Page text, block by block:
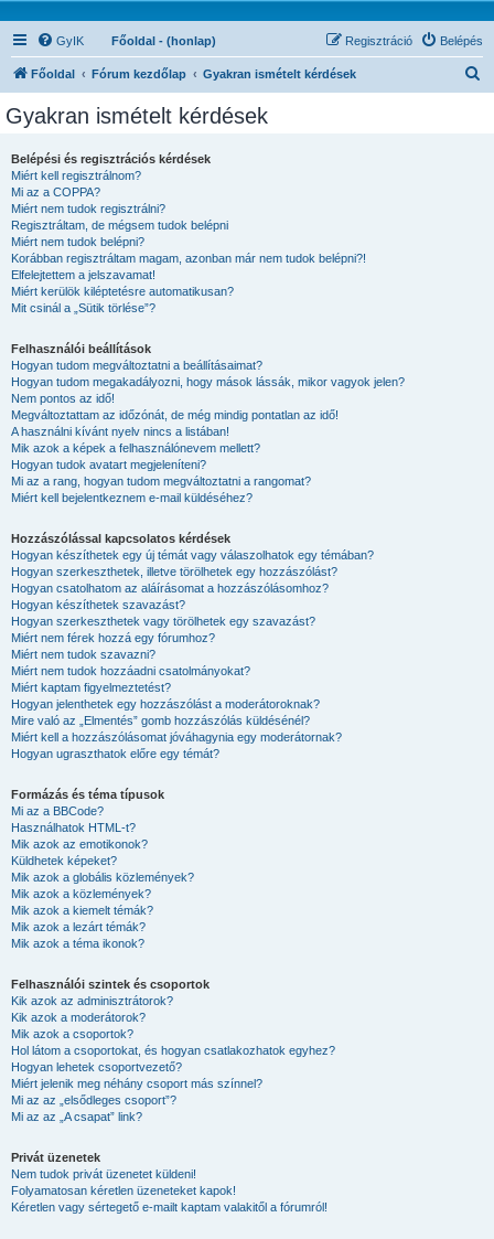
GyIK Főoldal - (honlap) Belépés
Regisztráció
Főoldal Fórum kezdőlap Gyakran ismételt kérdések
Gyakran ismételt kérdések
Belépési és regisztrációs kérdések
Miért kell regisztrálnom?
Mi az a COPPA?
Miért nem tudok regisztrálni?
Regisztráltam, de mégsem tudok belépni
Miért nem tudok belépni?
Korábban regisztráltam magam, azonban már nem tudok belépni?!
Elfelejtettem a jelszavamat!
Miért kerülök kiléptetésre automatikusan?
Mit csinál a „Sütik törlése”?
Felhasználói beállítások
Hogyan tudom megváltoztatni a beállításaimat?
Hogyan tudom megakadályozni, hogy mások lássák, mikor vagyok jelen?
Nem pontos az idő!
Megváltoztattam az időzónát, de még mindig pontatlan az idő!
A használni kívánt nyelv nincs a listában!
Mik azok a képek a felhasználónevem mellett?
Hogyan tudok avatart megjeleníteni?
Mi az a rang, hogyan tudom megváltoztatni a rangomat?
Miért kell bejelentkeznem e-mail küldéséhez?
Hozzászólással kapcsolatos kérdések
Hogyan készíthetek egy új témát vagy válaszolhatok egy témában?
Hogyan szerkeszthetek, illetve törölhetek egy hozzászólást?
Hogyan csatolhatom az aláírásomat a hozzászólásomhoz?
Hogyan készíthetek szavazást?
Hogyan szerkeszthetek vagy törölhetek egy szavazást?
Miért nem férek hozzá egy fórumhoz?
Miért nem tudok szavazni?
Miért nem tudok hozzáadni csatolmányokat?
Miért kaptam figyelmeztetést?
Hogyan jelenthetek egy hozzászólást a moderátoroknak?
Mire való az „Elmentés” gomb hozzászólás küldésénél?
Miért kell a hozzászólásomat jóváhagynia egy moderátornak?
Hogyan ugraszthatok előre egy témát?
Formázás és téma típusok
Mi az a BBCode?
Használhatok HTML-t?
Mik azok az emotikonok?
Küldhetek képeket?
Mik azok a globális közlemények?
Mik azok a közlemények?
Mik azok a kiemelt témák?
Mik azok a lezárt témák?
Mik azok a téma ikonok?
Felhasználói szintek és csoportok
Kik azok az adminisztrátorok?
Kik azok a moderátorok?
Mik azok a csoportok?
Hol látom a csoportokat, és hogyan csatlakozhatok egyhez?
Hogyan lehetek csoportvezető?
Miért jelenik meg néhány csoport más színnel?
Mi az az „elsődleges csoport”?
Mi az az „A csapat” link?
Privát üzenetek
Nem tudok privát üzenetet küldeni!
Folyamatosan kéretlen üzeneteket kapok!
Kéretlen vagy sértegető e-mailt kaptam valakitől a fórumról!